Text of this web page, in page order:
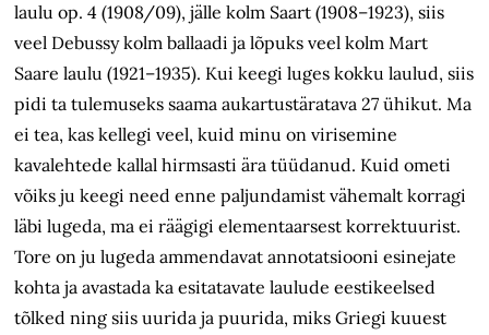
laulu op. 4 (1908/09), jälle kolm Saart (1908–1923), siis
veel Debussy kolm ballaadi ja lõpuks veel kolm Mart
Saare laulu (1921–1935). Kui keegi luges kokku laulud, siis
pidi ta tulemuseks saama aukartustäratava 27 ühikut. Ma
ei tea, kas kellegi veel, kuid minu on virisemine
kavalehtede kallal hirmsasti ära tüüdanud. Kuid ometi
võiks ju keegi need enne paljundamist vähemalt korragi
läbi lugeda, ma ei räägigi elementaarsest korrektuurist.
Tore on ju lugeda ammendavat annotatsiooni esinejate
kohta ja avastada ka esitatavate laulude eestikeelsed
tõlked ning siis uurida ja puurida, miks Griegi kuuest